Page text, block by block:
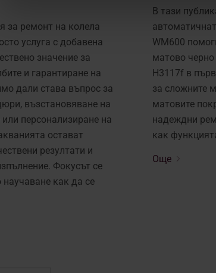
за ремонт на колела
услуга с добавена
значение за
и гарантиране на
дали става въпрос за
възстановяване на
персонализиране на
остават
резултати и
Фокусът се
научаване как да се
В тази
WM600
матово черно
H3117f в
за сложните
матовите
надеждни
как
Още